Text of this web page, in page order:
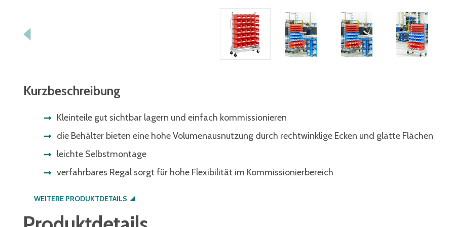
Kurzbeschreibung
Kleinteile gut sichtbar lagern und einfach kommissionieren
die Behälter bieten eine hohe Volumenausnutzung durch rechtwinklige Ecken und glatte Flächen
leichte Selbstmontage
verfahrbares Regal sorgt für hohe Flexibilität im Kommissionierbereich
WEITERE PRODUKTDETAILS